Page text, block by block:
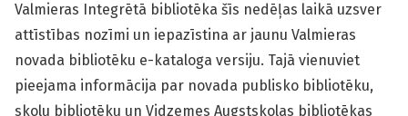
Valmieras Integrētā bibliotēka šīs nedēļas laikā uzsver
attīstības nozīmi un iepazīstina ar jaunu Valmieras
novada bibliotēku e-kataloga versiju. Tajā vienuviet
pieejama informācija par novada publisko bibliotēku,
skolu bibliotēku un Vidzemes Augstskolas bibliotēkas